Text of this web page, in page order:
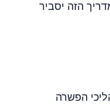
הזה יסביר
הפשרה